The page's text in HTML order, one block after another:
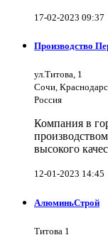
17-02-2023 09:37
Производство
ул.Титова, 1
Сочи,
Россия
Компания в
высокого
12-01-2023 14:45
АлюминьСтрой
Титова 1